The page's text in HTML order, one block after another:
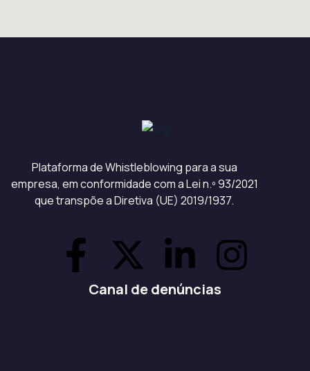
Plataforma de Whistleblowing para a sua
empresa, em conformidade com a Lei n.º 93/2021
que transpõe a Diretiva (UE) 2019/1937.
Canal de denúncias